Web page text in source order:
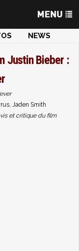
NEWS
Justin Bieber :
Jaden Smith
et critique du film